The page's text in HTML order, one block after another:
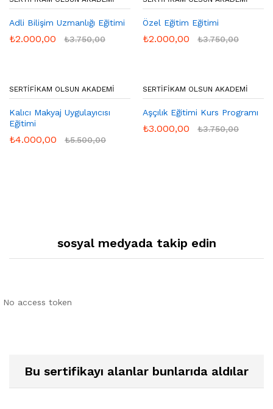
Adli Bilişim Uzmanlığı Eğitimi
₺2.000,00 ₺3.750,00
Özel Eğitim Eğitimi
₺2.000,00 ₺3.750,00
SERTIFIKAM OLSUN AKADEMI
Kalıcı Makyaj Uygulayıcısı
Eğitimi
₺4.000,00 ₺5.500,00
SERTIFIKAM OLSUN AKADEMI
Aşçılık Eğitimi Kurs Programı
₺3.000,00 ₺3.750,00
sosyal medyada takip edin
No access token
Bu sertifikayı alanlar bunlarıda aldılar